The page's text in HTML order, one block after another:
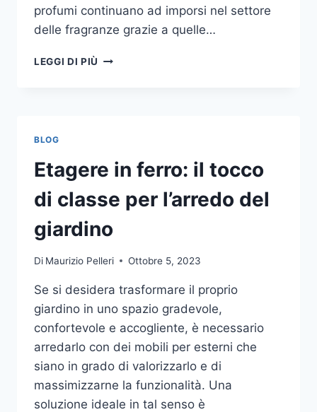
profumi continuano ad imporsi nel settore
delle fragranze grazie a quelle…
LEGGI DI PIÙ
BLOG
Etagere in ferro: il tocco
di classe per l’arredo del
giardino
Di Maurizio Pelleri Ottobre 5, 2023
Se si desidera trasformare il proprio
giardino in uno spazio gradevole,
confortevole e accogliente, è necessario
arredarlo con dei mobili per esterni che
siano in grado di valorizzarlo e di
massimizzarne la funzionalità. Una
soluzione ideale in tal senso è